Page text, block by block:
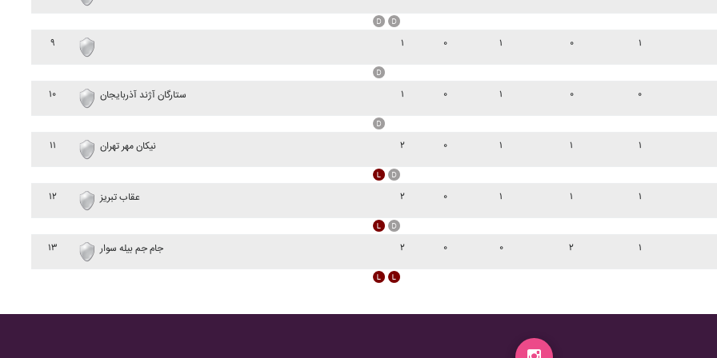
۹ ۱ ۰ ۱ ۰ ۱
۱۰ ستارگان آژند آذربايجان ۱ ۰ ۱ ۰ ۰
۱۱ نيکان مهر تهران ۲ ۰ ۱ ۱ ۱
۱۲ عقاب تبريز ۲ ۰ ۱ ۱ ۱
۱۳ جام جم بيله سوار ۲ ۰ ۰ ۲ ۱